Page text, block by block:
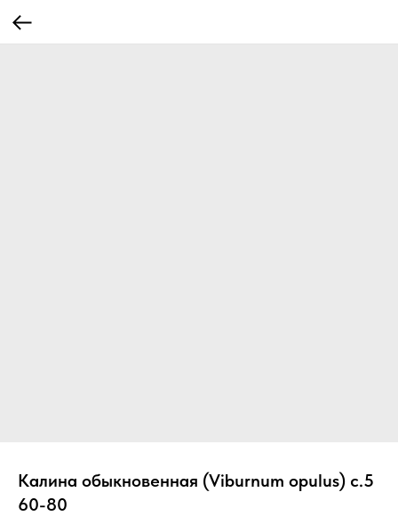
Калина обыкновенная (Viburnum opulus) с.5
60-80